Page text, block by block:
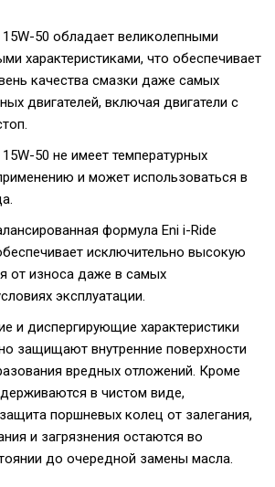
50 обладает великолепными
характеристиками, что обеспечивает
качества смазки даже самых
двигателей, включая двигатели с
50 не имеет температурных
и может использоваться в
формула Eni i-Ride
исключительно высокую
от износа даже в самых
эксплуатации.
и диспергирующие характеристики
защищают внутренние поверхности
вредных отложений. Кроме
в чистом виде,
поршневых колец от залегания,
и загрязнения остаются во
до очередной замены масла.